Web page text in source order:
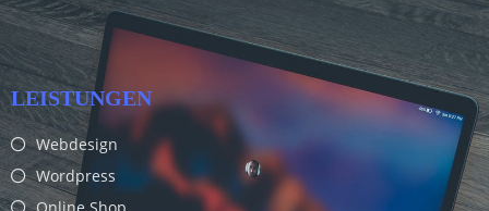
LEISTUNGEN
Webdesign
Wordpress